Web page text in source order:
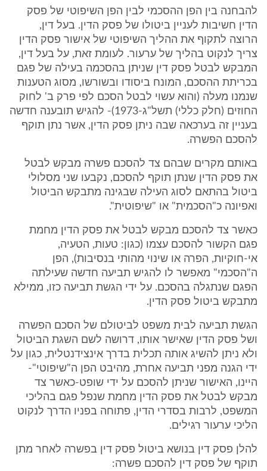
להבחנה בין הפן ההסכמי לבין הפן השיפוטי של פסק
הדין חשיבות לעניין ביטולו של פסק הדין. בעל דין,
הרוצה לתקוף את ההליך השיפוטי של אישור פסק הדין
צריך לנקוט בהליך של ערעור. לעומת זאת, על בעל דין,
המבקש לבטל פסק דין שניתן בהסכמה בעילה של פגם
בכריתת ההסכם, המונח ביסודו ובשורשו, מסוג הטענות
שנמנו מעלה (והוא עשוי לבטל הסכם לפי פרק ב' לחוק
החוזים (חלק כללי) תשל"ג-1973)- להגיש תובענה חדשה
בעניין זה בערכאה שבה ניתן פסק הדין, אשר נתן תוקף
להסכם הפשרה.
באותם מקרים שבהם צד להסכם פשרה מבקש לבטל
את פסק הדין שנתן תוקף להסכם, נקבעו שני מסלולי
ביטול בהתאם לסוג העילה שבגינה מתבקש הביטול
ואפיונה כ"הסכמית" או "שיפוטית".
כאשר צד להסכם מבקש לבטל את פסק הדין מחמת
פגם הקשור להסכם עצמו (כגון: טעות, הטעיה,
אי-חוקיות, הפרה או שינוי מהותי בנסיבות), הפן
ה"הסכמי" מאפשר לו להגיש תביעה חדשה שעילתה
הפגם שנתגלה בהסכם. על ידי הגשת תביעה כזו, ממילא
מתבקש ביטול פסק הדין.
הגשת תביעה לבית משפט לביטולם של הסכם הפשרה
ושל פסק הדין שאישר אותו, דרושה לשם השגת הביטול
ולא ניתן להשיג אותה תכלית בדרך אינצידנטלית, כגון על
ידי הגנה מפני תביעה אחרת, מהיבט הפן ה"שיפוטי"-
היינו, האישור שניתן להסכם על ידי שופט-כאשר צד
מבקש לבטל את פסק הדין מחמת שנפל פגם בהליכי
המשפט, לרבות בסדרי הדין, פתוחה בפניו הדרך לנקוט
הליכי ערעור רגילים.
להלן פסק דין בנושא ביטול פסק דין בפשרה לאחר מתן
תוקף של פסק דין להסכם פשרה: